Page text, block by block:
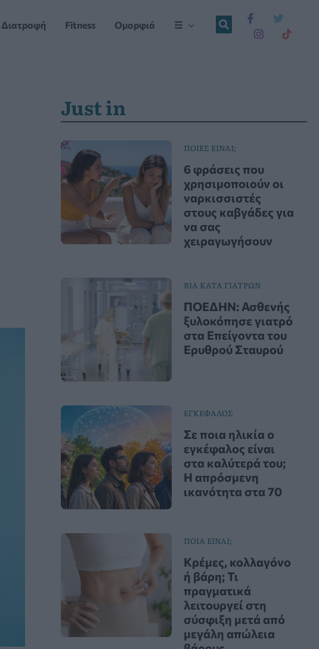
Διατροφή Fitness Ομορφιά ☰
Just in
ΠΟΙΕΣ ΕΙΝΑΙ;
6 φράσεις που
χρησιμοποιούν οι
ναρκισσιστές
στους καβγάδες για
να σας
χειραγωγήσουν
ΒΙΑ ΚΑΤΑ ΓΙΑΤΡΩΝ
ΠΟΕΔΗΝ: Ασθενής
ξυλοκόπησε γιατρό
στα Επείγοντα του
Ερυθρού Σταυρού
ΕΓΚΕΦΑΛΟΣ
Σε ποια ηλικία ο
εγκέφαλος είναι
στα καλύτερά του;
Η απρόσμενη
ικανότητα στα 70
ΠΟΙΑ ΕΙΝΑΙ;
Κρέμες, κολλαγόνο
ή βάρη; Τι
πραγματικά
λειτουργεί στη
σύσφιξη μετά από
μεγάλη απώλεια